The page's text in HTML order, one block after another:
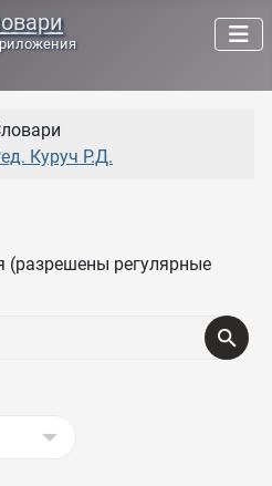
Куруч Р.Д.
(разрешены регулярные